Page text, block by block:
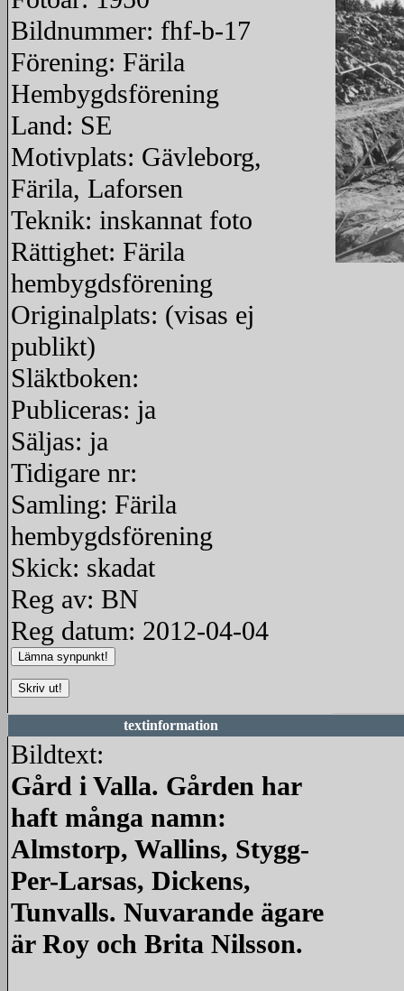
Bildnummer: fhf-b-17
Förening: Färila
Hembygdsförening
Land: SE
Motivplats: Gävleborg,
Färila, Laforsen
Teknik: inskannat foto
Rättighet: Färila
hembygdsförening
Originalplats: (visas ej
publikt)
Släktboken:
Publiceras: ja
Säljas: ja
Tidigare nr:
Samling: Färila
hembygdsförening
Skick: skadat
Reg av: BN
Reg datum: 2012-04-04
textinformation
Bildtext:
Gård i Valla. Gården har
haft många namn:
Almstorp, Wallins, Stygg-
Per-Larsas, Dickens,
Tunvalls. Nuvarande ägare
är Roy och Brita Nilsson.